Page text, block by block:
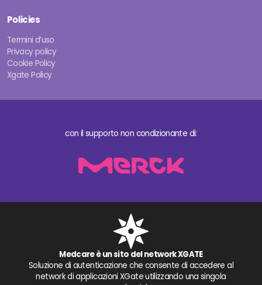
Policies
Termini d’uso
Privacy policy
Cookie Policy
Xgate Policy
con il supporto non condizionante di:
Medcare è un sito del network XGATE
Soluzione di autenticazione che consente di accedere al
network di applicazioni XGate utilizzando una singola